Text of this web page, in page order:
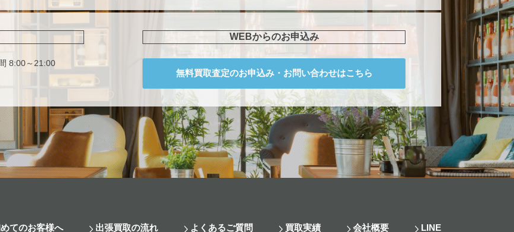
8:00～21:00
WEBからのお申込み
無料買取査定のお申込み・ お問い合わせはこちら
てのお客様へ 出張買取の流れ よくあるご質問 買取実績 会社概要 LINE